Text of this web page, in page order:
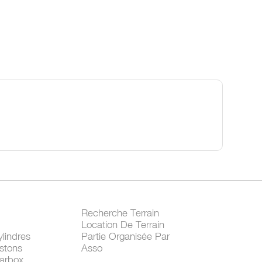
Recherche Terrain
Location De Terrain
Partie Organisée Par
Asso